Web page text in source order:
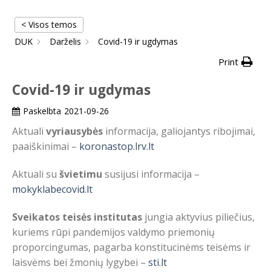
< Visos temos
DUK
Darželis Covid-19 ir ugdymas
Print
Covid-19 ir ugdymas
Paskelbta 2021-09-26
Aktuali vyriausybės informacija, galiojantys ribojimai,
paaiškinimai – koronastop.lrv.lt
Aktuali su švietimu susijusi informacija –
mokyklabecovid.lt
Sveikatos teisės institutas jungia aktyvius piliečius,
kuriems rūpi pandemijos valdymo priemonių
proporcingumas, pagarba konstitucinėms teisėms ir
laisvėms bei žmonių lygybei – sti.lt